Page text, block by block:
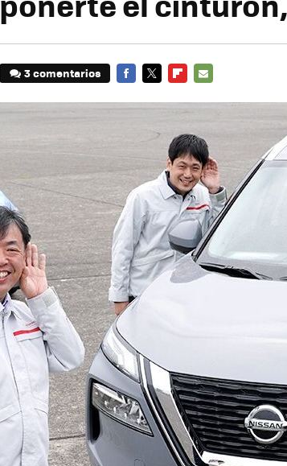
3 comentarios
MAIL